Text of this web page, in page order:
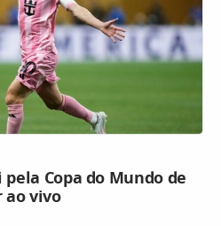
Copa do Mundo de
ao vivo